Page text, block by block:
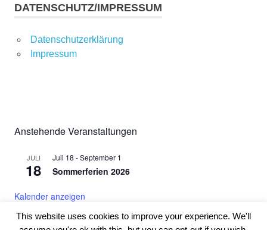
DATENSCHUTZ/IMPRESSUM
Datenschutzerklärung
Impressum
Anstehende Veranstaltungen
JULI
18
Juli 18 -September 1
Sommerferien 2026
Kalender anzeigen
This website uses cookies to improve your experience. We'll